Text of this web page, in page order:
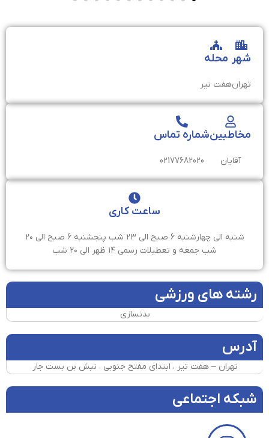
شهر
تهران
محله
هفت تیر
مخاطبین
آقایان
شماره تماس
02177682020
ساعت کاری
شنبه الی چهارشنبه ۶ صبح الی ۲۳ شب پنجشنبه ۶ صبح الی ۲۰
شب جمعه و تعطیلات رسمی ۱۴ ظهر الی ۲۰ شب
رشته های ورزشی
بدنسازی
آدرس
تهران – هفت تیر ، ابتدای مفتح جنوبی ، نبش بن بست جار
شبکه اجتماعی